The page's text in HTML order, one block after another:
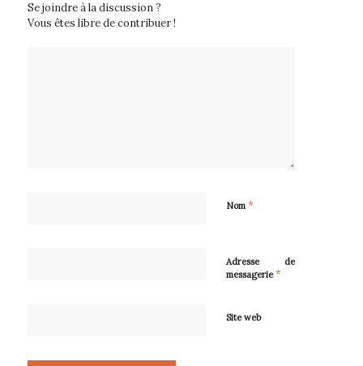
Se joindre à la discussion ?
Vous êtes libre de contribuer !
Nom *
Adresse de
messagerie*
Site web